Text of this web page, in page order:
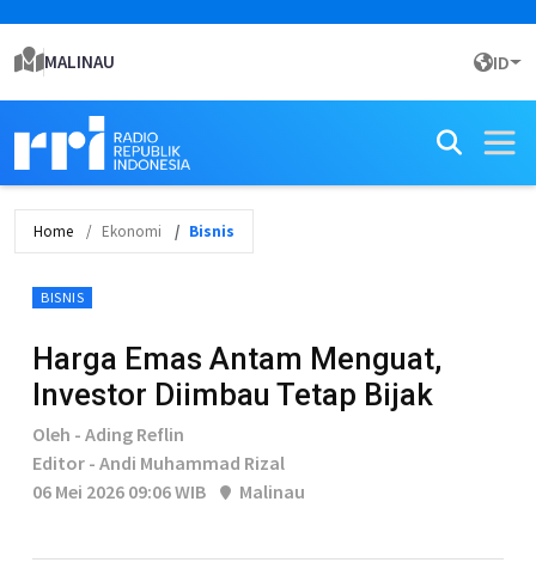
MALINAU ID
Home Ekonomi Bisnis
BISNIS
Harga Emas Antam Menguat,
Investor Diimbau Tetap Bijak
Oleh - Ading Reflin
Editor - Andi Muhammad Rizal
06 Mei 2026 09:06 WIB
Malinau